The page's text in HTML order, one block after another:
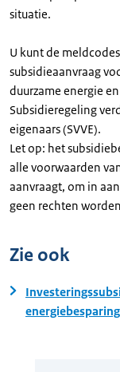
situatie.
U kunt de
subsidieaanvraag
duurzame energie
Subsidieregeling
eigenaars (SVVE).
Let op: het
alle voorwaarden
aanvraagt, om in
geen rechten
Zie ook
energiebesparing